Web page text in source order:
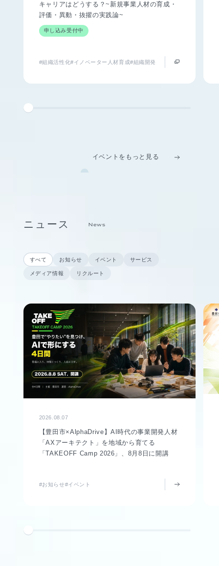
キャリアはどうする？~新規事業人材の育成・
評価・異動・抜擢の実践論~
申し込み受付中
#組織活性化#イノベーター人材育成#組織開発
イベントをもっと見る
ニュース News
すべて お知らせ イベント サービス
メディア情報 リクルート
2026.08.07
【豊田市×AlphaDrive】AI時代の事業開発人材
「AXアーキテクト」を地域から育てる
「TAKEOFF Camp 2026」、8月8日に開講
#お知らせ#イベント